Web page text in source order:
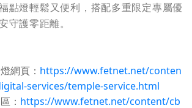
點燈輕鬆又便利，搭配多重限定專屬優
守護零距離。
網頁： https://www.fetnet.net/conten
services/temple-service.html
： https://www.fetnet.net/content/cb